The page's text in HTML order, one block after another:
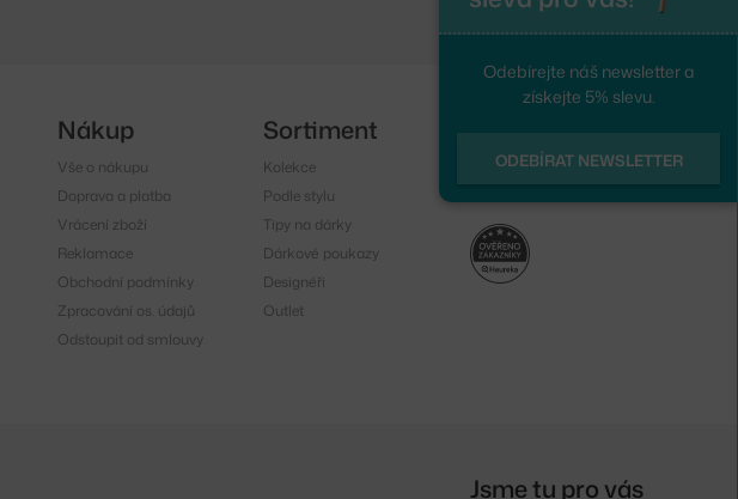
Odebírejte náš newsletter a
získejte 5% slevu.
ODEBÍRAT NEWSLETTER
Nákup
Vše o nákupu
Doprava a platba
Vrácení zboží
Reklamace
Obchodní podmínky
Zpracování os. údajů
Odstoupit od smlouvy
Sortiment
Kolekce
Podle stylu
Tipy na dárky
Dárkové poukazy
Designéři
Outlet
Instagram
Jsme tu pro vás